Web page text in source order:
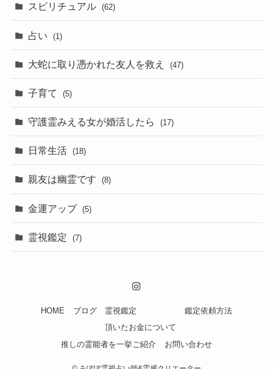
スピリチュアル (62)
占い (1)
大蛇に取り憑かれた友人を救え (47)
子育て (5)
守護霊みえる女が婚活したら (17)
日常生活 (18)
親友は幽霊です (8)
金運アップ (5)
霊視鑑定 (7)
HOME ブログ
霊視鑑定
頂いたお金について
鑑定依頼方法
推しの霊能者を一挙ご紹介 お問い合わせ